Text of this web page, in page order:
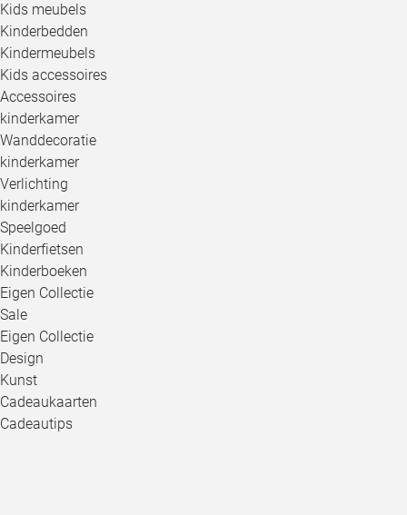
Kids meubels
Kinderbedden
Kindermeubels
Kids accessoires
Accessoires
kinderkamer
Wanddecoratie
kinderkamer
Verlichting
kinderkamer
Speelgoed
Kinderfietsen
Kinderboeken
Eigen Collectie
Sale
Eigen Collectie
Design
Kunst
Cadeaukaarten
Cadeautips